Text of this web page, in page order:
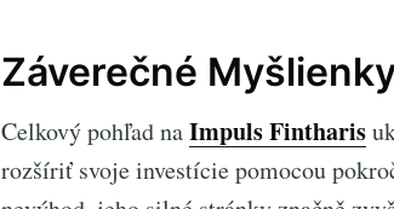
Záverečné
Celkový pohľad naImpuls Fintharis
rozšíriť svoje investície pomocou